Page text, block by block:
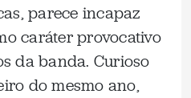
parece incapaz
caráter provocativo
da banda. Curioso
do mesmo ano,